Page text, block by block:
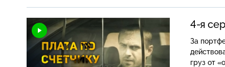
4-я
За
груз от